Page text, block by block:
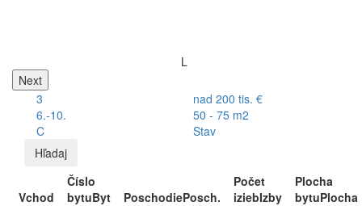
L
Next
3
nad 200 tis. €
6.-10.
50 - 75 m2
C
Stav
Hľadaj
Vchod
Číslo
bytuByt PoschodiePosch.
Počet
iziebIzby
Plocha
bytuPlocha